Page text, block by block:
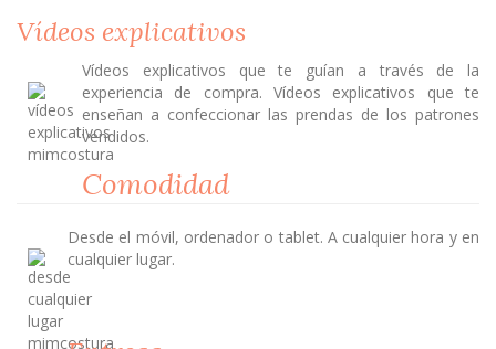
Vídeos explicativos
Vídeos explicativos que te guían a través de la
experiencia de compra. Vídeos explicativos que te
enseñan a confeccionar las prendas de los patrones
vendidos.
Comodidad
Desde el móvil, ordenador o tablet. A cualquier hora y en
cualquier lugar.